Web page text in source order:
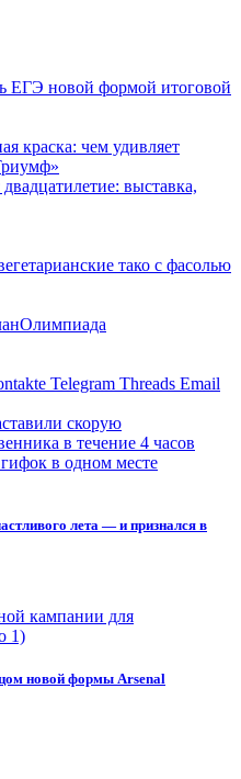
ЕГЭ новой формой итоговой
выставка,
тако с фасолью
Олимпиада
Telegram Threads Email
скорую
в течение 4 часов
в одном месте
лета — и признался в
новой формы Arsenal